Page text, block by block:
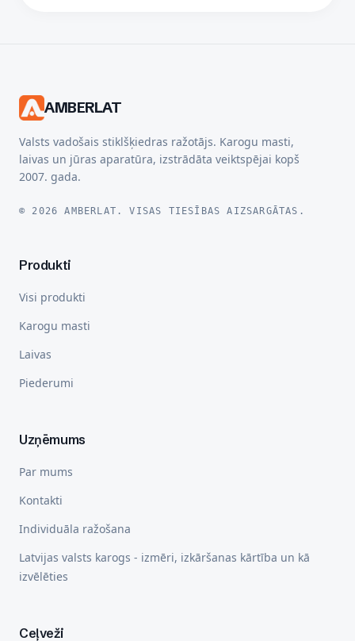
AMBERLAT
Valsts vadošais stiklšķiedras ražotājs. Karogu masti,
laivas un jūras aparatūra, izstrādāta veiktspējai kopš
2007. gada.
© 2026 AMBERLAT. VISAS TIESĪBAS AIZSARGĀTAS.
Produkti
Visi produkti
Karogu masti
Laivas
Piederumi
Uzņēmums
Par mums
Kontakti
Individuāla ražošana
Latvijas valsts karogs - izmēri, izkāršanas kārtība un kā
izvēlēties
Ceļveži